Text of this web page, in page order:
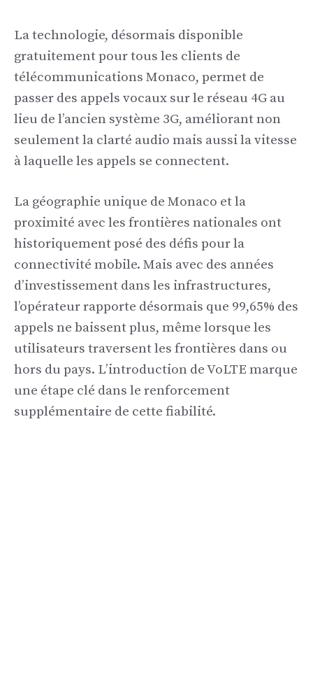
La technologie, désormais disponible
gratuitement pour tous les clients de
télécommunications Monaco, permet de
passer des appels vocaux sur le réseau 4G au
lieu de l’ancien système 3G, améliorant non
seulement la clarté audio mais aussi la vitesse
à laquelle les appels se connectent.
La géographie unique de Monaco et la
proximité avec les frontières nationales ont
historiquement posé des défis pour la
connectivité mobile. Mais avec des années
d’investissement dans les infrastructures,
l’opérateur rapporte désormais que 99,65% des
appels ne baissent plus, même lorsque les
utilisateurs traversent les frontières dans ou
hors du pays. L’introduction de VoLTE marque
une étape clé dans le renforcement
supplémentaire de cette fiabilité.